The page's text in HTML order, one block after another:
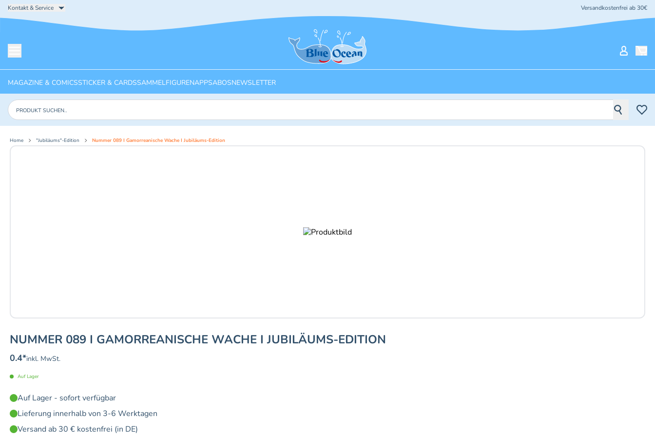
Kontakt & Service Versandkostenfrei ab 30€
Startseite
MAGAZINE & COMICSSTICKER & CARDSSAMMELFIGURENAPPSABOSNEWSLETTER
Produkte suchen
Home "Jubiläums"-Edition Nummer 089 I Gamorreanische Wache I Jubiläums-Edition
NUMMER 089 I GAMORREANISCHE WACHE I JUBILÄUMS-EDITION
0.4*inkl. MwSt.
Auf Lager
Auf Lager - sofort verfügbar
Lieferung innerhalb von 3-6 Werktagen
Versand ab 30 € kostenfrei (in DE)